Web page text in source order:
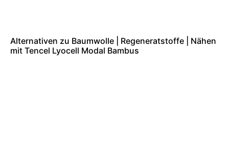
Alternativen zu Baumwolle | Regeneratstoffe | Nähen
mit Tencel Lyocell Modal Bambus